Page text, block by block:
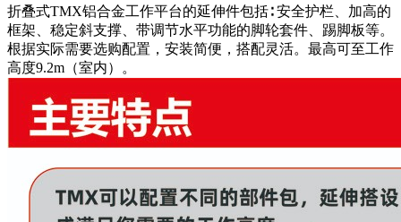
折叠式TMX铝合金工作平台的延伸件包括∶ 安全护栏、加高的
框架、稳定斜支撑、带调节水平功能的脚轮套件、踢脚板等。
根据实际需要选购配置，安装简便，搭配灵活。最高可至工作
高度9.2m（室内）。